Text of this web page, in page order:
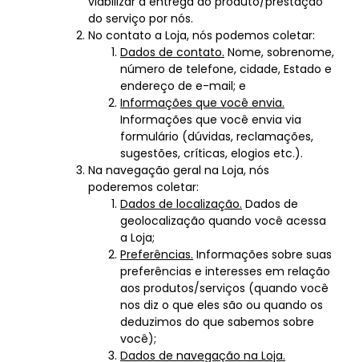
do serviço por nós.
No contato a Loja, nós podemos coletar:
Dados de contato. Nome, sobrenome,
número de telefone, cidade, Estado e
endereço de e-mail; e
Informações que você envia.
Informações que você envia via
formulário (dúvidas, reclamações,
sugestões, críticas, elogios etc.).
Na navegação geral na Loja, nós
poderemos coletar:
Dados de localização. Dados de
geolocalização quando você acessa
a Loja;
Preferências. Informações sobre suas
preferências e interesses em relação
aos produtos/serviços (quando você
nos diz o que eles são ou quando os
deduzimos do que sabemos sobre
você);
Dados de navegação na Loja.